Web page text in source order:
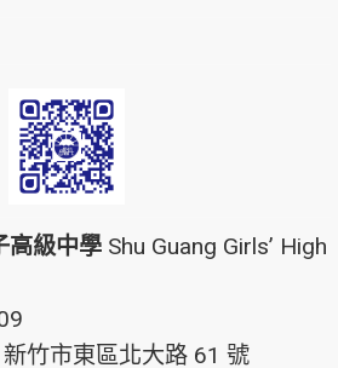
高級中學 Shu Guang Girls’ High
竹市東區北大路 61 號